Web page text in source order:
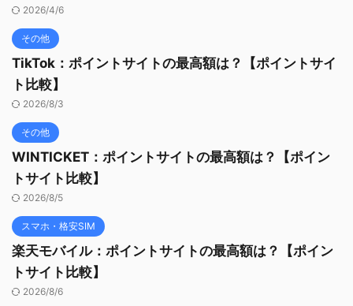
2026/4/6
その他
TikTok：ポイントサイトの最高額は？【ポイントサイ
ト比較】
2026/8/3
その他
WINTICKET：ポイントサイトの最高額は？【ポイン
トサイト比較】
2026/8/5
スマホ・格安SIM
楽天モバイル：ポイントサイトの最高額は？【ポイン
トサイト比較】
2026/8/6